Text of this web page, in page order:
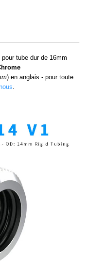
tube dur de 16mm
) en anglais - pour toute
.